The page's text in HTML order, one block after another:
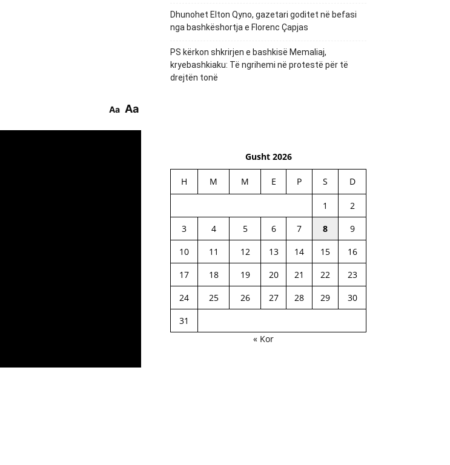
Aa Aa
Dhunohet Elton Qyno, gazetari goditet në befasi
nga bashkëshortja e Florenc Çapjas
PS kërkon shkrirjen e bashkisë Memaliaj,
kryebashkiaku: Të ngrihemi në protestë për të
drejtën tonë
Gusht 2026
H M M E P S D
1
2
3
4 5 6 7 8
9
10
11 12 13 14 15
16
17
18 19 20 21 22
23
24
25 26 27 28 29
30
31
« Kor